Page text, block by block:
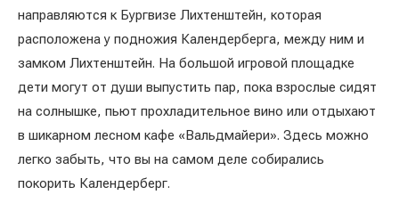
направляются к Бургвизе Лихтенштейн, которая
расположена у подножия Календерберга, между ним и
замком Лихтенштейн. На большой игровой площадке
дети могут от души выпустить пар, пока взрослые сидят
на солнышке, пьют прохладительное вино или отдыхают
в шикарном лесном кафе «Вальдмайери». Здесь можно
легко забыть, что вы на самом деле собирались
покорить Календерберг.